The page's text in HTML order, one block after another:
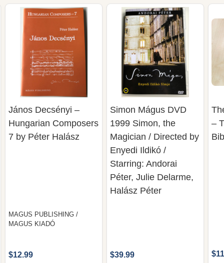
János Decsényi –
Hungarian Composers
7 by Péter Halász
MAGUS PUBLISHING /
MAGUS KIADÓ
$12.99
Simon Mágus DVD
1999 Simon, the
Magician / Directed by
Enyedi Ildikó /
Starring: Andorai
Péter, Julie Delarme,
Halász Péter
$39.99
–